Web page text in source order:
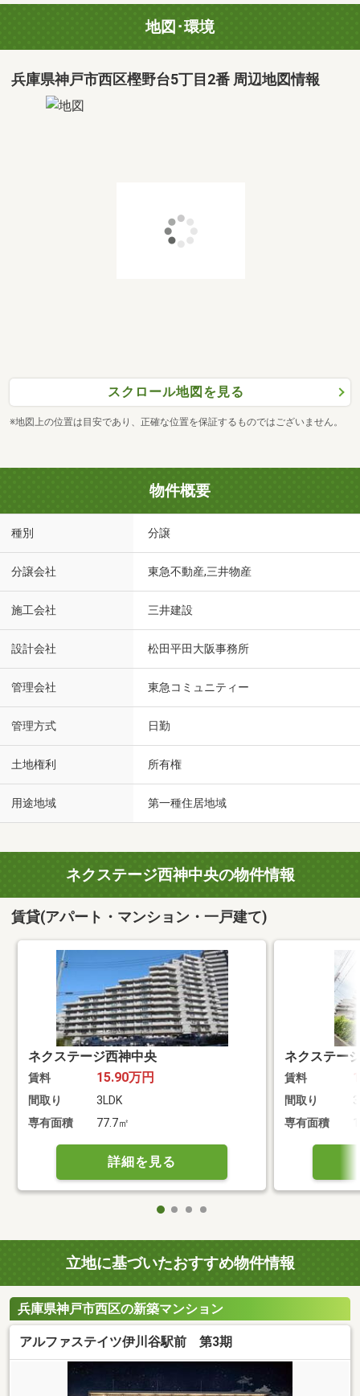
地図･環境
兵庫県神戸市西区樫野台5丁目2番 周辺地図情報
スクロール地図を見る
※地図上の位置は目安であり、正確な位置を保証するものではございません。
物件概要
種別 分譲
分譲会社 東急不動産,三井物産
施工会社 三井建設
設計会社 松田平田大阪事務所
管理会社 東急コミュニティー
管理方式 日勤
土地権利 所有権
用途地域 第一種住居地域
ネクステージ西神中央の物件情報
賃貸(アパート・マンション・一戸建て)
ネクステージ西神中央
賃料 15.90万円
間取り
3LDK
専有面積
77.7㎡
詳細を見る
ネクステー
賃料
間取り
専有面積
立地に基づいたおすすめ物件情報
兵庫県神戸市西区の新築マンション
アルファステイツ伊川谷駅前 第3期